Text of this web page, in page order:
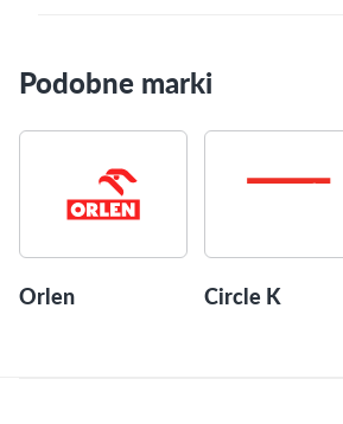
Podobne marki
Orlen Circle K